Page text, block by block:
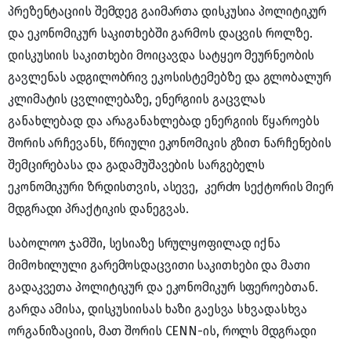
პრეზენტაციის შემდეგ გაიმართა დისკუსია პოლიტიკურ
და ეკონომიკურ საკითხებში გარმოს დაცვის როლზე.
დისკუსიის საკითხები მოიცავდა სატყეო მეურნეობის
გავლენას ადგილობრივ ეკოსისტემებზე და გლობალურ
კლიმატის ცვლილებაზე, ენერგიის გაცვლას
განახლებად და არაგანახლებად ენერგიის წყაროებს
შორის არჩევანს, წრიული ეკონომიკის გზით ნარჩენების
შემცირებასა და გადამუშავების სარგებელს
ეკონომიკური ზრდისთვის, ასევე, კერძო სექტორის მიერ
მდგრადი პრაქტიკის დანეგვას.
საბოლოო ჯამში, სესიაზე სრულყოფილად იქნა
მიმოხილული გარემოსდაცვითი საკითხები და მათი
გადაკვეთა პოლიტიკურ და ეკონომიკურ სფეროებთან.
გარდა ამისა, დისკუსიისას ხაზი გაესვა სხვადასხვა
ორგანიზაციის, მათ შორის CENN-ის, როლს მდგრადი